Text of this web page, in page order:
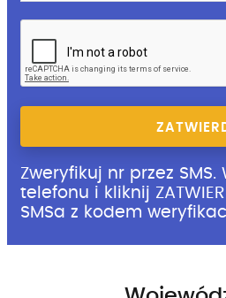
Zweryfikuj nr przez
telefonu i kliknij
SMSa z kodem